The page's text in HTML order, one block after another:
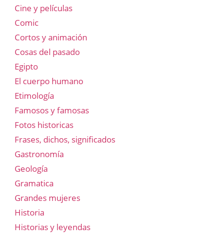
Cine y películas
Comic
Cortos y animación
Cosas del pasado
Egipto
El cuerpo humano
Etimología
Famosos y famosas
Fotos historicas
Frases, dichos, significados
Gastronomía
Geología
Gramatica
Grandes mujeres
Historia
Historias y leyendas